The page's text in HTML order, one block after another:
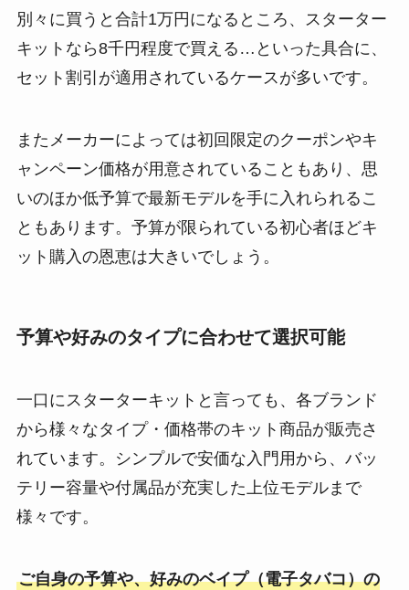
別々に買うと合計1万円になるところ、スターター
キットなら8千円程度で買える…といった具合に、
セット割引が適用されているケースが多いです。
またメーカーによっては初回限定のクーポンやキ
ャンペーン価格が用意されていることもあり、思
いのほか低予算で最新モデルを手に入れられるこ
ともあります。予算が限られている初心者ほどキ
ット購入の恩恵は大きいでしょう。
予算や好みのタイプに合わせて選択可能
一口にスターターキットと言っても、各ブランド
から様々なタイプ・価格帯のキット商品が販売さ
れています。シンプルで安価な入門用から、バッ
テリー容量や付属品が充実した上位モデルまで
様々です。
ご自身の予算や、好みのベイプ（電子タバコ）の